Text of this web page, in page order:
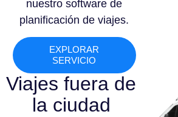
nuestro software de
planificación de viajes.
EXPLORAR
SERVICIO
Viajes fuera de
la ciudad